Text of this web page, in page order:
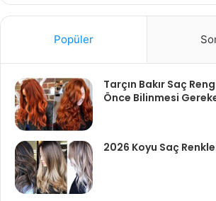
Popüler
Tarçın Bakır Saç
Önce Bilinmesi
2026 Koyu Saç